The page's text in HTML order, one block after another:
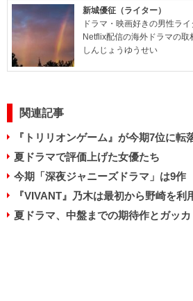
新城優征（ライター）
ドラマ・映画好きの男性ラ
Netflix配信の海外ドラマの取
しんじょうゆうせい
関連記事
『トリリオンゲーム』が今期7位に転
夏ドラマで評価上げた女優たち
今期「深夜ジャニーズドラマ」は9作
『VIVANT』乃木は最初から野崎を利
夏ドラマ、中盤までの期待作とガッ